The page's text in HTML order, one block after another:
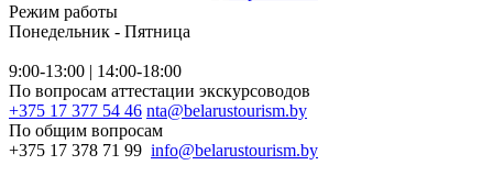
Режим работы
Понедельник - Пятница
9:00-13:00 | 14:00-18:00
По вопросам аттестации экскурсоводов
+375 17 377 54 46 nta@belarustourism.by
По общим вопросам
+375 17 378 71 99 info@belarustourism.by